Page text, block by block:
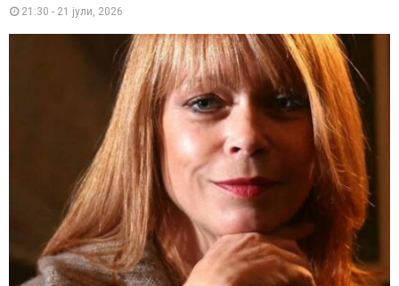
21:30 - 21 јули, 2026